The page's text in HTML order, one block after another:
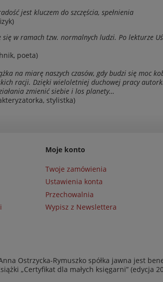
jest kluczem do szczęścia, spełnienia
się w ramach tzw. normalnych ludzi. Po lekturze
poeta)
na miarę naszych czasów, gdy budzi się moc
racji. Dzięki wieloletniej duchowej pracy
zmienić siebie i los planety…
stylistka)
Moje konto
Twoje zamówienia
Ustawienia konta
Przechowalnia
Wypisz z Newslettera
Ostrzycka-Rymuszko spółka jawna jest
„Certyfikat dla małych księgarni” (edycja